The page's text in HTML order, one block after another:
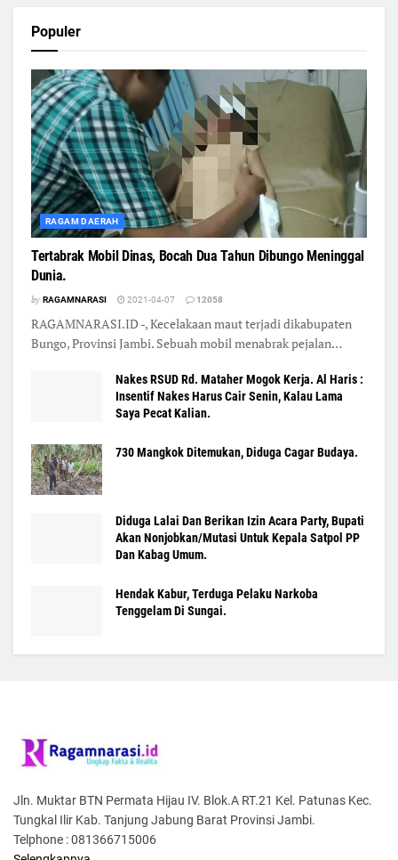
Populer
RAGAM DAERAH
Tertabrak Mobil Dinas, Bocah Dua Tahun Dibungo Meninggal
Dunia.
by RAGAMNARASI 2021-04-07 12058
RAGAMNARASI.ID -, Kecelakaan maut terjadi dikabupaten
Bungo, Provinsi Jambi. Sebuah mobil menabrak pejalan…
Nakes RSUD Rd. Mataher Mogok Kerja. Al Haris :
Insentif Nakes Harus Cair Senin, Kalau Lama
Saya Pecat Kalian.
730 Mangkok Ditemukan, Diduga Cagar Budaya.
Diduga Lalai Dan Berikan Izin Acara Party, Bupati
Akan Nonjobkan/Mutasi Untuk Kepala Satpol PP
Dan Kabag Umum.
Hendak Kabur, Terduga Pelaku Narkoba
Tenggelam Di Sungai.
Jln. Muktar BTN Permata Hijau IV. Blok.A RT.21 Kel. Patunas Kec.
Tungkal Ilir Kab. Tanjung Jabung Barat Provinsi Jambi.
Telphone : 081366715006